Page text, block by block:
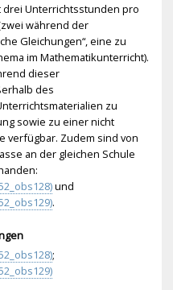
Unterrichtsstunden pro
während der
Gleichungen“, eine zu
im Mathematikunterricht).
dieser
des
zu
sowie zu einer nicht
verfügbar. Zudem sind von
an der gleichen Schule
und
.
;